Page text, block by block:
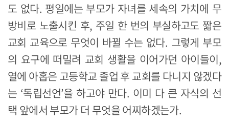
도 없다. 평일에는 부모가 자녀를 세속의 가치에 무
방비로 노출시킨 후, 주일 한 번의 부실하고도 짧은
교회 교육으로 무엇이 바뀔 수는 없다. 그렇게 부모
의 요구에 떠밀려 교회 생활을 이어가던 아이들이,
열에 아홉은 고등학교 졸업 후 교회를 다니지 않겠다
는 ‘독립선언’을 하고야 만다. 이미 다 큰 자식의 선
택 앞에서 부모가 더 무엇을 어찌하겠는가.